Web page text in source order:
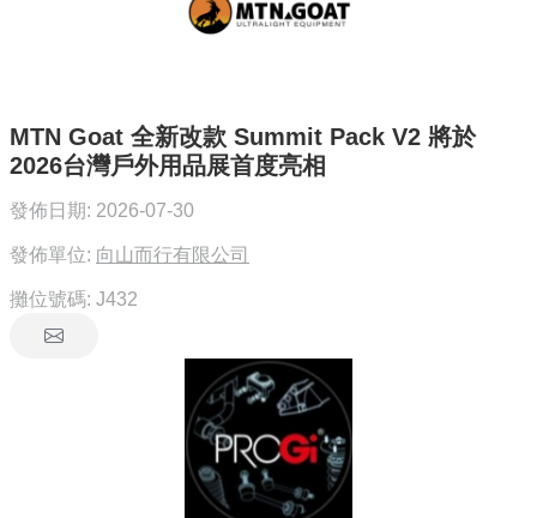
MTN Goat 全新改款 Summit Pack V2 將於
2026台灣戶外用品展首度亮相
發佈日期: 2026-07-30
發佈單位: 向山而行有限公司
攤位號碼: J432